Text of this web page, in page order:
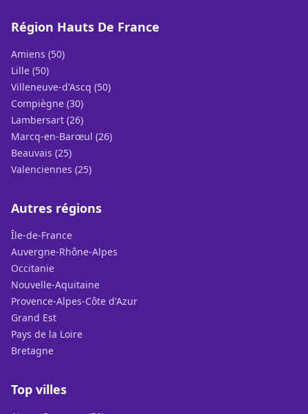
Région Hauts De France
Amiens (50)
Lille (50)
Villeneuve-d'Ascq (50)
Compiègne (30)
Lambersart (26)
Marcq-en-Barœul (26)
Beauvais (25)
Valenciennes (25)
Autres régions
Île-de-France
Auvergne-Rhône-Alpes
Occitanie
Nouvelle-Aquitaine
Provence-Alpes-Côte d'Azur
Grand Est
Pays de la Loire
Bretagne
Top villes